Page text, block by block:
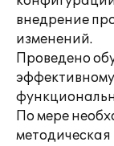
внедрение
изменений.
Проведено
По мере